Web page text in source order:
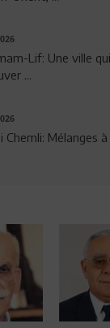
Lif: Une ville
...
Chemli: Mélanges à